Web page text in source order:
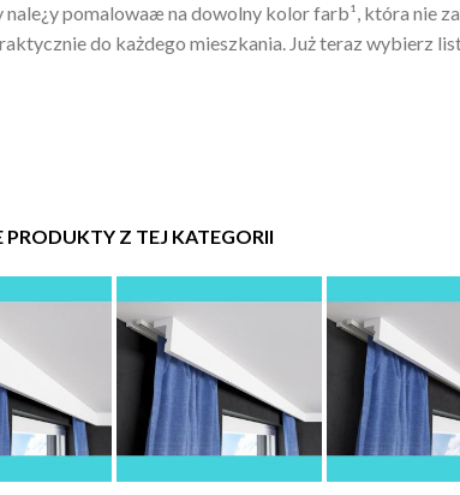
pomalowaæ na dowolny kolor farb¹, która nie
do każdego mieszkania. Już teraz wybierz
PRODUKTY Z TEJ KATEGORII